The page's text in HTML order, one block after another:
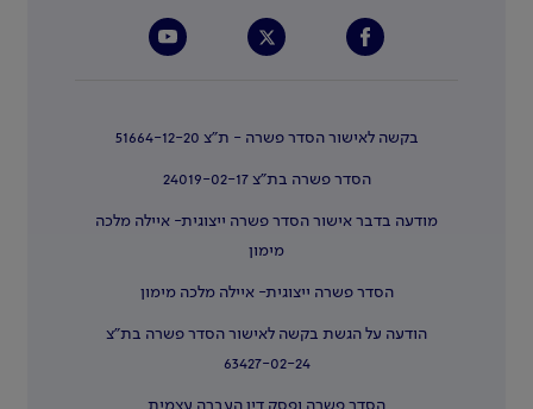
בקשה לאישור הסדר פשרה - ת"צ 51664-12-20
הסדר פשרה בת"צ 24019-02-17
מודעה בדבר אישור הסדר פשרה ייצוגית- איילה מלכה
מימון
הסדר פשרה ייצוגית- איילה מלכה מימון
הודעה על הגשת בקשה לאישור הסדר פשרה בת"צ
63427-02-24
הסדר פשרה ופסק דין העברה עצמית